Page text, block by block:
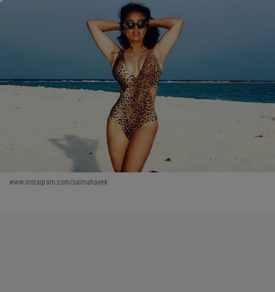
www.instagram.com/salmahayek